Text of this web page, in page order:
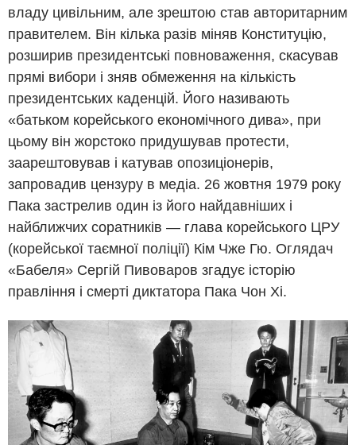
владу цивільним, але зрештою став авторитарним
правителем. Він кілька разів міняв Конституцію,
розширив президентські повноваження, скасував
прямі вибори і зняв обмеження на кількість
президентських каденцій. Його називають
«батьком корейського економічного дива», при
цьому він жорстоко придушував протести,
заарештовував і катував опозиціонерів,
запровадив цензуру в медіа. 26 жовтня 1979 року
Пака застрелив один із його найдавніших і
найближчих соратників — глава корейського ЦРУ
(корейської таємної поліції) Кім Чже Гю. Оглядач
«Бабеля» Сергій Пивоваров згадує історію
правління і смерті диктатора Пака Чон Хі.